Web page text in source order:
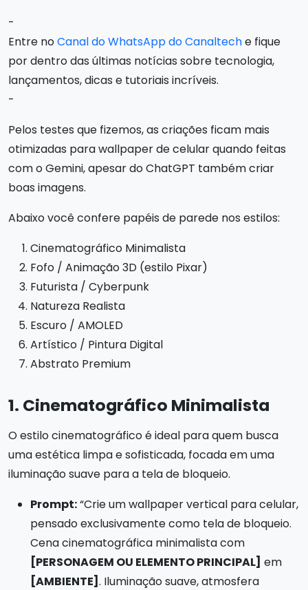
-
Entre noCanal do WhatsApp do Canalteche fique
por dentro das últimas notícias sobre tecnologia,
lançamentos, dicas e tutoriais incríveis.
-
Pelos testes que fizemos, as criações ficam mais
otimizadas para wallpaper de celular quando feitas
com o Gemini, apesar do ChatGPT também criar
boas imagens.
Abaixo você confere papéis de parede nos estilos:
Cinematográfico Minimalista
Fofo / Animação 3D (estilo Pixar)
Futurista / Cyberpunk
Natureza Realista
Escuro / AMOLED
Artístico / Pintura Digital
Abstrato Premium
1. Cinematográfico Minimalista
O estilo cinematográfico é ideal para quem busca
uma estética limpa e sofisticada, focada em uma
iluminação suave para a tela de bloqueio.
Prompt:“Crie um wallpaper vertical para celular,
pensado exclusivamente como tela de bloqueio.
Cena cinematográfica minimalista com
[PERSONAGEM OU ELEMENTO PRINCIPAL] em
[AMBIENTE] . Iluminação suave, atmosfera